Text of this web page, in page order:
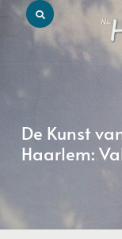
De Kunst
Haarlem: